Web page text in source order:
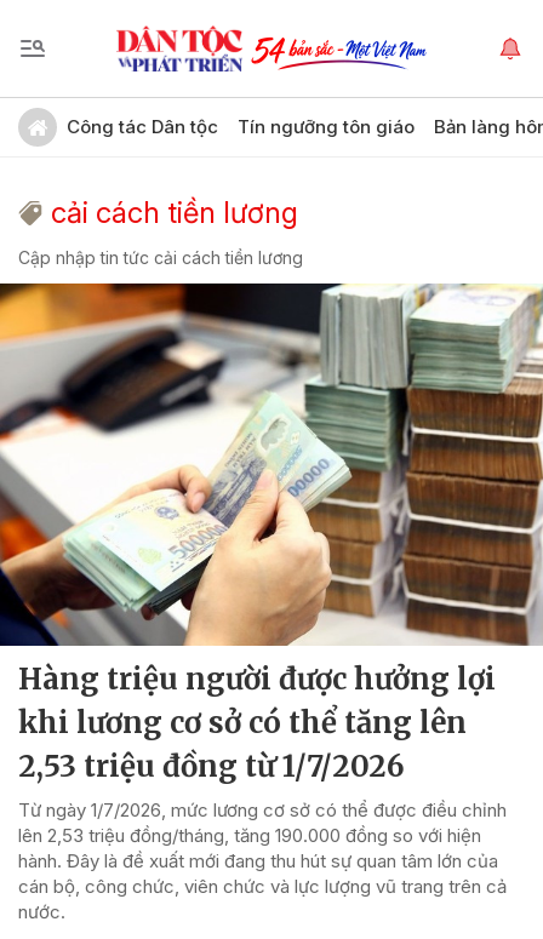
Công tác Dân tộc Tín ngưỡng tôn giáo Bản làng
cải cách tiền lương
Cập nhập tin tức cải cách tiền lương
Hàng triệu người được hưởng lợi
khi lương cơ sở có thể tăng lên
2,53 triệu đồng từ 1/7/2026
Từ ngày 1/7/2026, mức lương cơ sở có thể được điều chỉnh
lên 2,53 triệu đồng/tháng, tăng 190.000 đồng so với hiện
hành. Đây là đề xuất mới đang thu hút sự quan tâm lớn của
cán bộ, công chức, viên chức và lực lượng vũ trang trên cả
nước.